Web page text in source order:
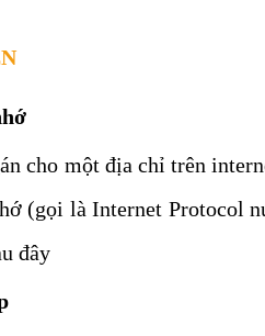
cho một địa chỉ trên
(gọi là Internet Protocol
đây